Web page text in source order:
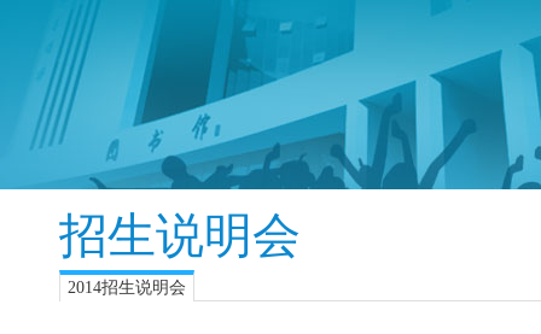
招生说明会
2014招生说明会